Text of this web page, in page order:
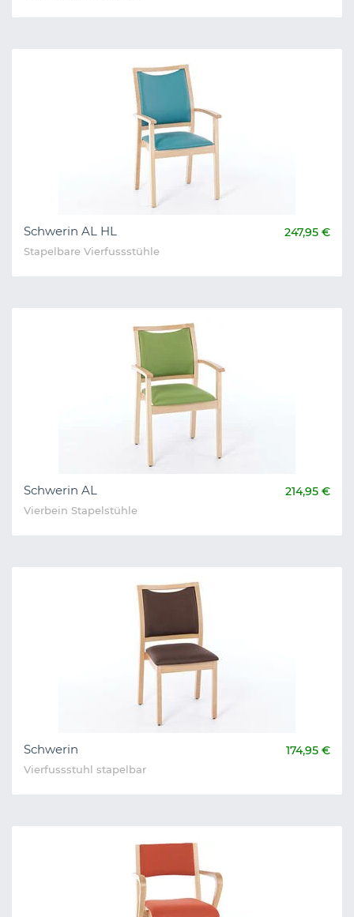
Schwerin AL HL 247,95 €
Stapelbare Vierfussstühle
Schwerin AL 214,95 €
Vierbein Stapelstühle
Schwerin 174,95 €
Vierfussstuhl stapelbar